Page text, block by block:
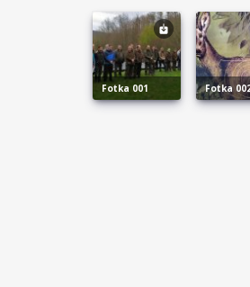
fotka 001 fotka